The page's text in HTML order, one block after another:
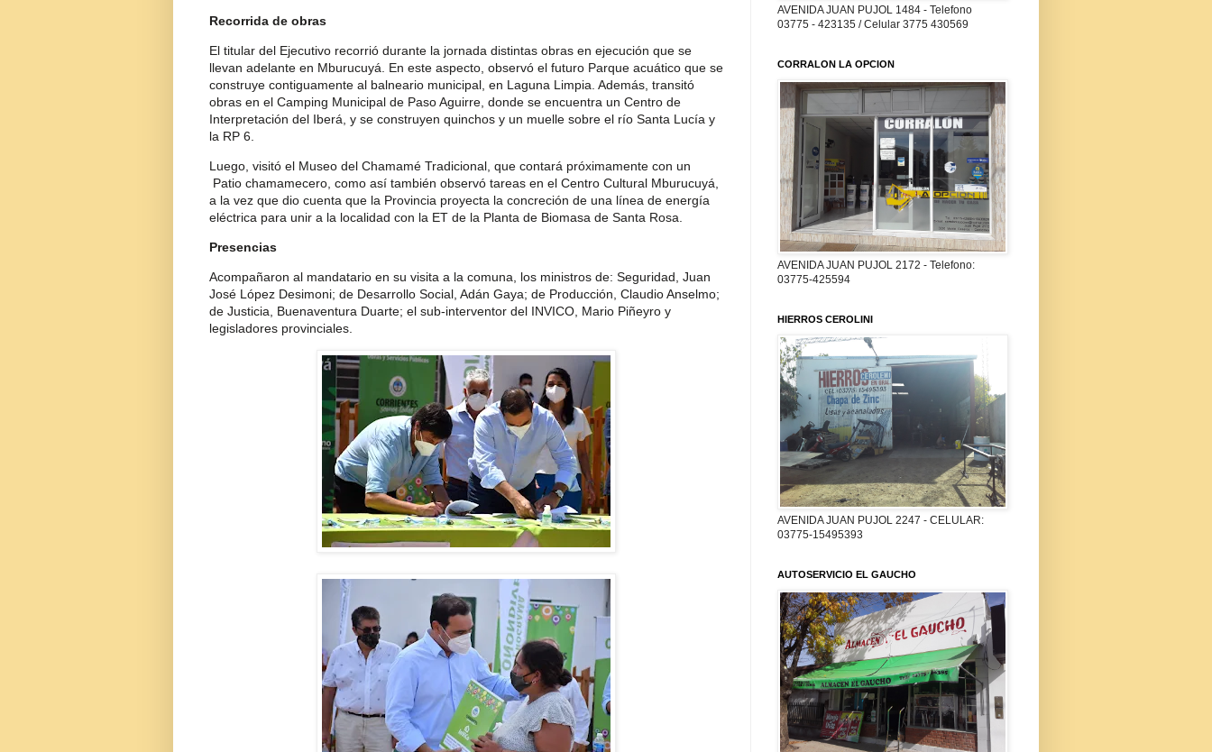
Recorrida de obras
El titular del Ejecutivo recorrió durante la jornada distintas obras en ejecución que se
llevan adelante en Mburucuyá. En este aspecto, observó el futuro Parque acuático que se
construye contiguamente al balneario municipal, en Laguna Limpia. Además, transitó
obras en el Camping Municipal de Paso Aguirre, donde se encuentra un Centro de
Interpretación del Iberá, y se construyen quinchos y un muelle sobre el río Santa Lucía y
la RP 6.
Luego, visitó el Museo del Chamamé Tradicional, que contará próximamente con un
Patio chamamecero, como así también observó tareas en el Centro Cultural Mburucuyá,
a la vez que dio cuenta que la Provincia proyecta la concreción de una línea de energía
eléctrica para unir a la localidad con la ET de la Planta de Biomasa de Santa Rosa.
Presencias
Acompañaron al mandatario en su visita a la comuna, los ministros de: Seguridad, Juan
José López Desimoni; de Desarrollo Social, Adán Gaya; de Producción, Claudio Anselmo;
de Justicia, Buenaventura Duarte; el sub-interventor del INVICO, Mario Piñeyro y
legisladores provinciales.
AVENIDA JUAN PUJOL 1484 - Telefono
03775 - 423135 / Celular 3775 430569
CORRALON LA OPCION
AVENIDA JUAN PUJOL 2172 - Telefono:
03775-425594
HIERROS CEROLINI
AVENIDA JUAN PUJOL 2247 - CELULAR:
03775-15495393
AUTOSERVICIO EL GAUCHO